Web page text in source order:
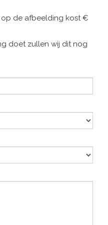
de afbeelding kost €
doet zullen wij dit nog